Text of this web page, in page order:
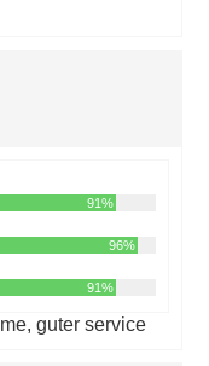
91%
96%
91%
guter service